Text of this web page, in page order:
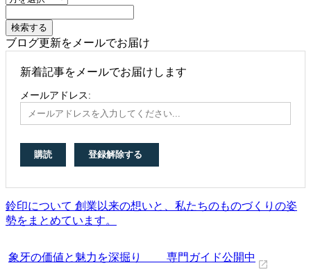
ブログ更新をメールでお届け
新着記事をメールでお届けします
メールアドレス:
鈴印について 創業以来の想いと、私たちのものづくりの姿
勢をまとめています。
象牙の価値と魅力を深掘り 専門ガイド公開中